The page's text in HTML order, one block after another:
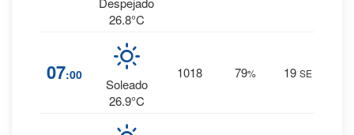
26.8°C
07:00
Soleado
26.9°C
1018 79% 19 SE